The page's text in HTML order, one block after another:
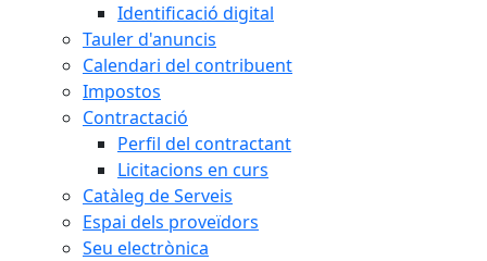
Identificació digital
Tauler d'anuncis
Calendari del contribuent
Impostos
Contractació
Perfil del contractant
Licitacions en curs
Catàleg de Serveis
Espai dels proveïdors
Seu electrònica